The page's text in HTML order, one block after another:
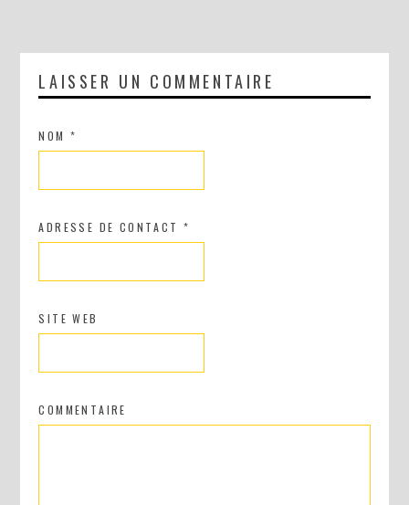
LAISSER UN COMMENTAIRE
NOM*
ADRESSE DE CONTACT*
SITE WEB
COMMENTAIRE